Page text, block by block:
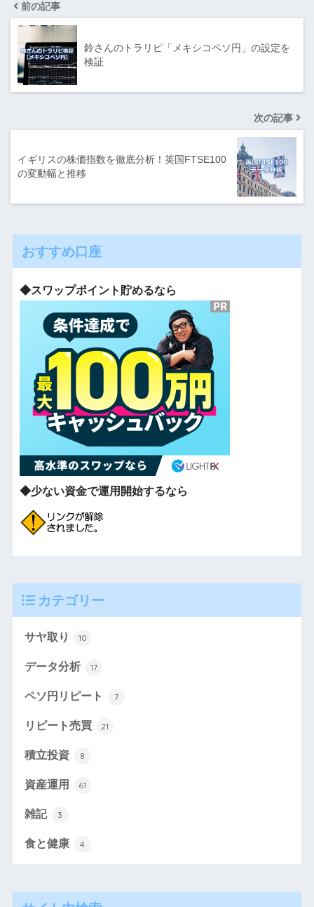
前の記事
鈴さんのトラリピ「メキシコペソ円」の設定を
検証
次の記事
イギリスの株価指数を徹底分析！英国FTSE100
の変動幅と推移
おすすめ口座
◆スワップポイント貯めるなら
◆少ない資金で運用開始するなら
カテゴリー
サヤ取り 10
データ分析 17
ペソ円リピート 7
リピート売買 21
積立投資 8
資産運用 61
雑記 3
食と健康 4